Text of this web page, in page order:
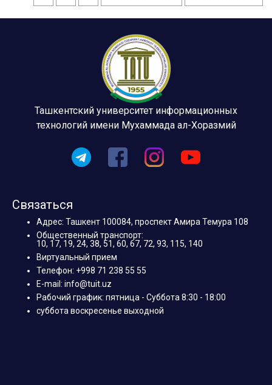
Ташкентский университет информационных
технологий имени Мухаммада ал-Хоразмий
Связаться
Адрес: Ташкент 100084, проспект Амира Темура 108
Общественный транспорт:
10, 17, 19, 24, 38, 51, 60, 67, 72, 93, 115, 140
Виртуальный прием
Телефон: +998 71 238 55 55
E-mail: info@tuit.uz
Рабочий график: пятница - Суббота 8:30 - 18:00
суббота воскресенье выходной